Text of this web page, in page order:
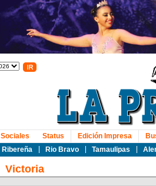
Ribereña Rio Bravo Tamaulipas
Sociales Status Edición Impresa
Victoria